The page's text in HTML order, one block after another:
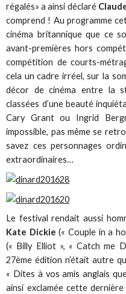
régalés» a ainsi déclaré
comprend ! Au programme
cinéma britannique que ce
avant-premières hors
compétition de courts-
cela un cadre irréel, sur la
décor de cinéma entre la
classées d’une beauté
Cary Grant ou Ingrid
impossible, pas même se
savez ces personnages
extraordinaires…
Le festival rendait aussi
Kate Dickie (« Couple in a
(« Billy Elliot », « Catch me
27ème édition n’était autre
« Dites à vos amis anglais
ainsi exclamée cette